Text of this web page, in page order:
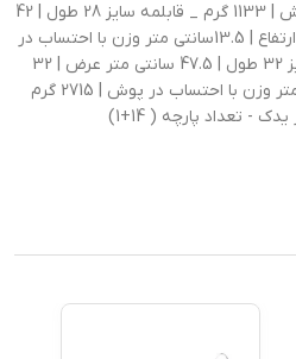
سانتی متر وزن با احتساب در پوش | 1133 گرم _ قابلمه سایز 28 طول | 42
سانتی متر عرض | 28 سانتی متر ارتفاع | 13.5سانتی متر وزن با احتساب در
پوش | 2254 گرم _ قابلمه سایز 32 طول | 47.5 سانتی متر عرض | 32
سانتی متر ارتفاع | 14.8 سانتی متر وزن با احتساب در پوش | 2715 گرم
- تعداد پارچه ( 14+1)